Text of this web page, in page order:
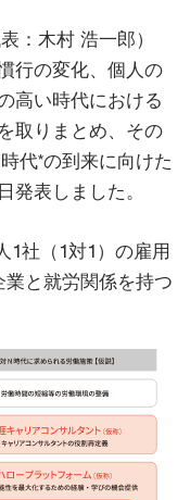
：木村 浩一郎）
行の変化、個人の
高い時代における
取りまとめ、その
代*の到来に向けた
発表しました。
1社（1対1）の雇用
と就労関係を持つ